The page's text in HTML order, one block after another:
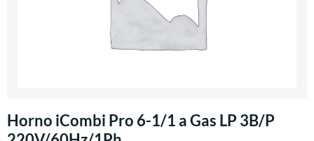
CS CABERNET Tulipe: Copa para